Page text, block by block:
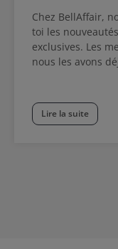
Chez BellAffair,
toi les
exclusives. Les
nous les avons
Lire la suite